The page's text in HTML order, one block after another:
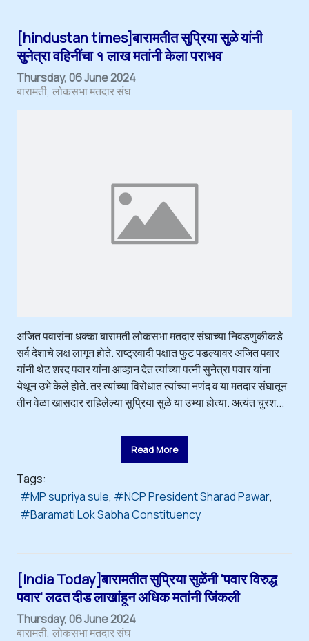
[hindustan times]बारामतीत सुप्रिया सुळे यांनी
सुनेत्रा वहिनींचा १ लाख मतांनी केला पराभव
Thursday, 06 June 2024
बारामती लोकसभा मतदार संघ
अजित पवारांना धक्का बारामती लोकसभा मतदार संघाच्या निवडणुकीकडे
सर्व देशाचे लक्ष लागून होते. राष्ट्रवादी पक्षात फुट पडल्यावर अजित पवार
यांनी थेट शरद पवार यांना आव्हान देत त्यांच्या पत्नी सुनेत्रा पवार यांना
येथून उभे केले होते. तर त्यांच्या विरोधात त्यांच्या नणंद व या मतदार संघातून
तीन वेळा खासदार राहिलेल्या सुप्रिया सुळे या उभ्या होत्या. अत्यंत चुरश...
Read More
Tags:
MP supriya sule
NCP President Sharad Pawar
Baramati Lok Sabha Constituency
[India Today]बारामतीत सुप्रिया सुळेंनी 'पवार विरुद्ध
पवार' लढत दीड लाखांहून अधिक मतांनी जिंकली
Thursday, 06 June 2024
बारामती लोकसभा मतदार संघ